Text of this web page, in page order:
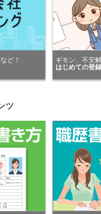
ズスタジオ
りました。
が
スタッフ株式会社
りました。
が
フサービス ＩＴソリュ
りました。
スト 渋谷オフィス
りました。
ープ株式会社（関東）
ど！
ギモン、不安解
はじめての登
ツ